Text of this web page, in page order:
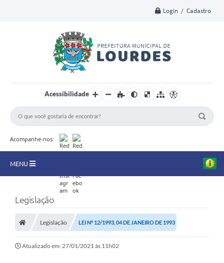
Login / Cadastro
Acessibilidade
Acompanhe-nos:
MENU
Secretarias
Editais
Telefones Úteis
Legislação
Legislação LEI Nº 12/1993, 04 DE JANEIRO DE 1993
Atualizado em: 27/01/2021 às 11h02